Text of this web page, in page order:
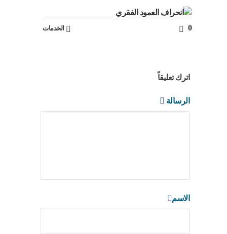
الخدمات 0
اترك تعليقاً
الرسالة
الاسم